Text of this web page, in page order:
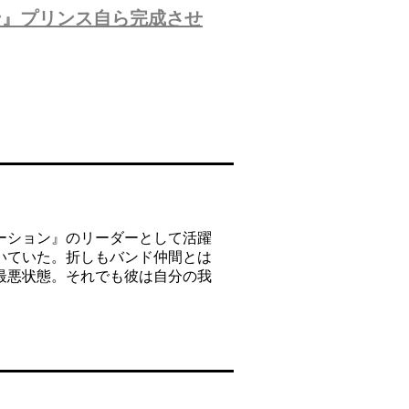
プリンス自ら完成させ
ョン』のリーダーとして活躍
いた。折しもバンド仲間とは
状態。それでも彼は自分の我